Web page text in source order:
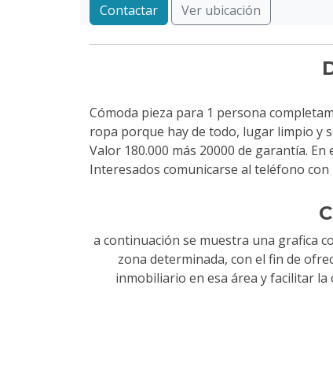
Contactar Ver ubicación
Cómoda pieza para 1 persona
ropa porque hay de todo, lugar limpio y
Valor 180.000 más 20000 de garantía.
Interesados comunicarse al teléfono con
a continuación se muestra una grafica
zona determinada, con el fin de
inmobiliario en esa área y facilitar